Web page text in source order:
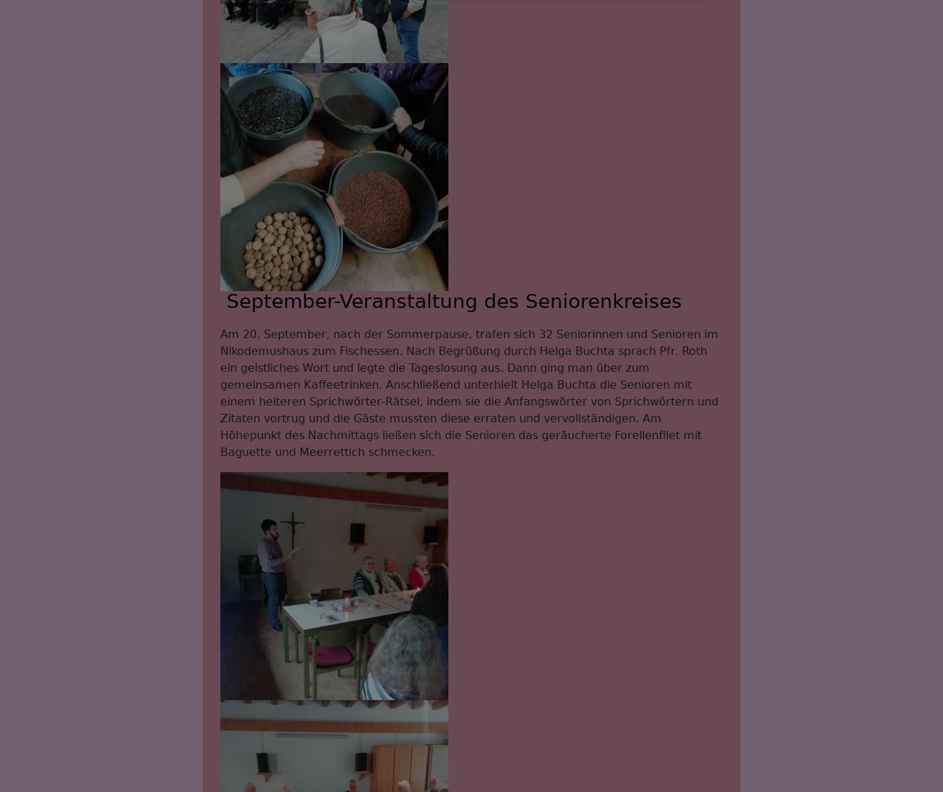
September-Veranstaltung des Seniorenkreises
Am 20. September, nach der Sommerpause, trafen sich 32 Seniorinnen und Senioren im
Nikodemushaus zum Fischessen. Nach Begrüßung durch Helga Buchta sprach Pfr. Roth
ein geistliches Wort und legte die Tageslosung aus. Dann ging man über zum
gemeinsamen Kaffeetrinken. Anschließend unterhielt Helga Buchta die Senioren mit
einem heiteren Sprichwörter-Rätsel, indem sie die Anfangswörter von Sprichwörtern und
Zitaten vortrug und die Gäste mussten diese erraten und vervollständigen. Am
Höhepunkt des Nachmittags ließen sich die Senioren das geräucherte Forellenfilet mit
Baguette und Meerrettich schmecken.